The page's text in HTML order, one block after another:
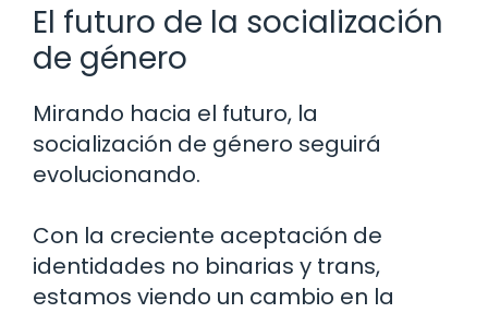
El futuro de la socialización
de género
Mirando hacia el futuro, la
socialización de género seguirá
evolucionando.
Con la creciente aceptación de
identidades no binarias y trans,
estamos viendo un cambio en la